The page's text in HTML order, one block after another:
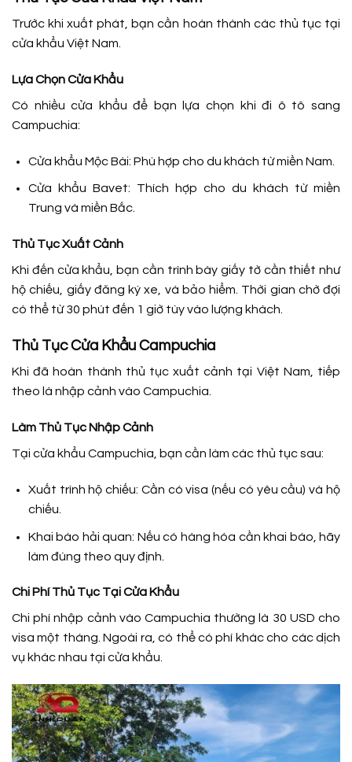
Trước khi xuất phát, bạn cần hoàn thành các thủ tục tại
cửa khẩu Việt Nam.
Lựa Chọn Cửa Khẩu
Có nhiều cửa khẩu để bạn lựa chọn khi đi ô tô sang
Campuchia:
Cửa khẩu Mộc Bài: Phù hợp cho du khách từ miền Nam.
Cửa khẩu Bavet: Thích hợp cho du khách từ miền
Trung và miền Bắc.
Thủ Tục Xuất Cảnh
Khi đến cửa khẩu, bạn cần trình bày giấy tờ cần thiết như
hộ chiếu, giấy đăng ký xe, và bảo hiểm. Thời gian chờ đợi
có thể từ 30 phút đến 1 giờ tùy vào lượng khách.
Thủ Tục Cửa Khẩu Campuchia
Khi đã hoàn thành thủ tục xuất cảnh tại Việt Nam, tiếp
theo là nhập cảnh vào Campuchia.
Làm Thủ Tục Nhập Cảnh
Tại cửa khẩu Campuchia, bạn cần làm các thủ tục sau:
Xuất trình hộ chiếu: Cần có visa (nếu có yêu cầu) và hộ
chiếu.
Khai báo hải quan: Nếu có hàng hóa cần khai báo, hãy
làm đúng theo quy định.
Chi Phí Thủ Tục Tại Cửa Khẩu
Chi phí nhập cảnh vào Campuchia thường là 30 USD cho
visa một tháng. Ngoài ra, có thể có phí khác cho các dịch
vụ khác nhau tại cửa khẩu.